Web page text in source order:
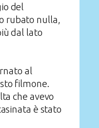
del
rubato nulla,
dal lato
al
filmone.
che avevo
è stato